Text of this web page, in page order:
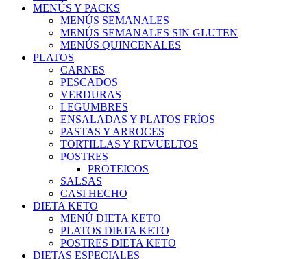
MENÚS Y PACKS
MENÚS SEMANALES
MENÚS SEMANALES SIN GLUTEN
MENÚS QUINCENALES
PLATOS
CARNES
PESCADOS
VERDURAS
LEGUMBRES
ENSALADAS Y PLATOS FRÍOS
PASTAS Y ARROCES
TORTILLAS Y REVUELTOS
POSTRES
PROTEICOS
SALSAS
CASI HECHO
DIETA KETO
MENÚ DIETA KETO
PLATOS DIETA KETO
POSTRES DIETA KETO
DIETAS ESPECIALES